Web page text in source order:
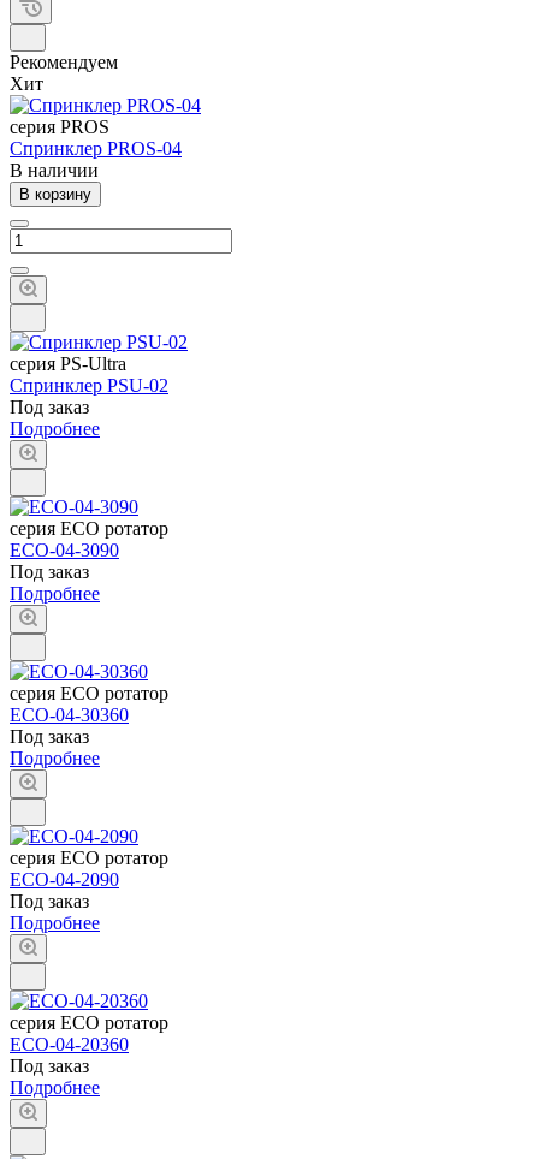
Рекомендуем
Хит
cерия PROS
Спринклер PROS-04
В наличии
В корзину
cерия PS-Ultra
Спринклер PSU-02
Под заказ
Подробнее
серия ECO ротатор
ECO-04-3090
Под заказ
Подробнее
серия ECO ротатор
ECO-04-30360
Под заказ
Подробнее
серия ECO ротатор
ECO-04-2090
Под заказ
Подробнее
серия ECO ротатор
ECO-04-20360
Под заказ
Подробнее